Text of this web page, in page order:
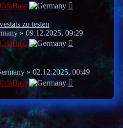
zu testen
» 09.12.2025, 09:29
» 02.12.2025, 00:49